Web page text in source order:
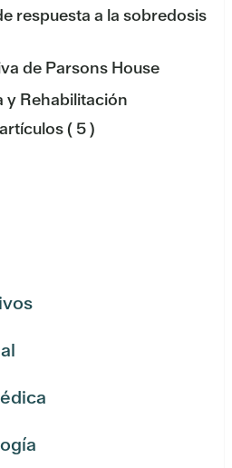
respuesta a la sobredosis
de Parsons House
y Rehabilitación
( 5 )